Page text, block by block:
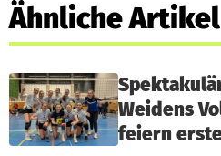
Ähnliche Artikel
Weidens
feiern